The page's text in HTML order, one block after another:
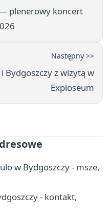
— plenerowy koncert
Następny >>
Bydgoszczy z wizytą w
Exploseum
w Bydgoszczy - msze,
- kontakt,